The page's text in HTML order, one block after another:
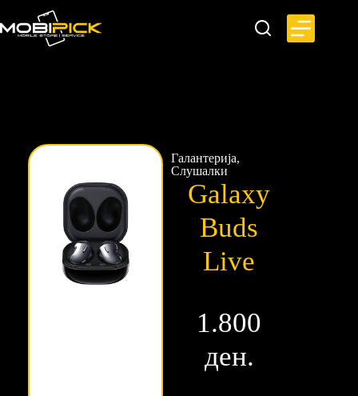
Галантерија,
Слушалки
Galaxy
Buds
Live
1.800
ден.